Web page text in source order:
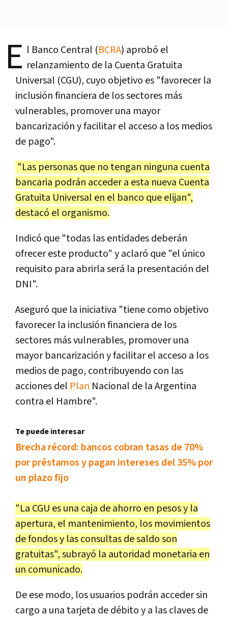
E l Banco Central (BCRA) aprobó el
relanzamiento de la Cuenta Gratuita
Universal (CGU), cuyo objetivo es "favorecer la
inclusión financiera de los sectores más
vulnerables, promover una mayor
bancarización y facilitar el acceso a los medios
de pago".
"Las personas que no tengan ninguna cuenta
bancaria podrán acceder a esta nueva Cuenta
Gratuita Universal en el banco que elijan",
destacó el organismo.
Indicó que "todas las entidades deberán
ofrecer este producto" y aclaró que "el único
requisito para abrirla será la presentación del
DNI".
Aseguró que la iniciativa "tiene como objetivo
favorecer la inclusión financiera de los
sectores más vulnerables, promover una
mayor bancarización y facilitar el acceso a los
medios de pago, contribuyendo con las
acciones del Plan Nacional de la Argentina
contra el Hambre".
Te puede interesar
Brecha récord: bancos cobran tasas de 70%
por préstamos y pagan intereses del 35% por
un plazo fijo
"La CGU es una caja de ahorro en pesos y la
apertura, el mantenimiento, los movimientos
de fondos y las consultas de saldo son
gratuitas", subrayó la autoridad monetaria en
un comunicado.
De ese modo, los usuarios podrán acceder sin
cargo a una tarjeta de débito y a las claves de